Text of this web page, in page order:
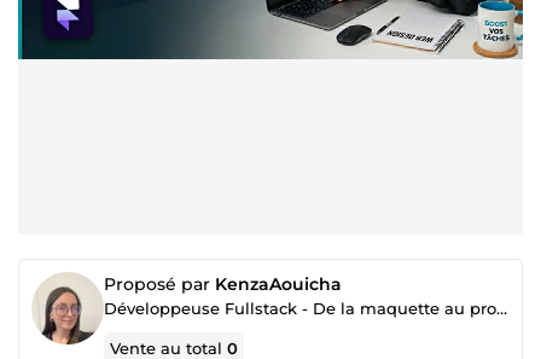
Proposé par KenzaAouicha
Développeuse Fullstack - De la maquette au produit fini
Vente au total0